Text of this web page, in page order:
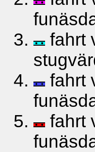
fahrt
fahrt
fahrt